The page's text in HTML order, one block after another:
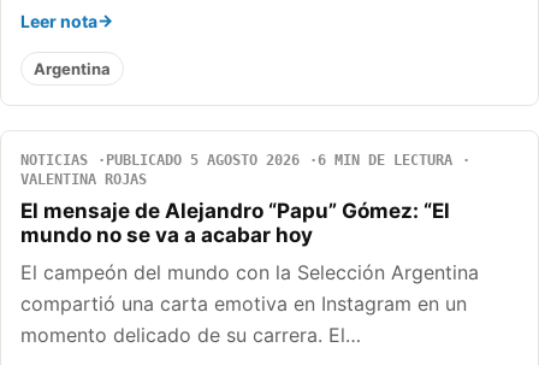
Leer nota
Argentina
NOTICIAS PUBLICADO 5 AGOSTO 2026
6 MIN DE LECTURA
VALENTINA ROJAS
El mensaje de Alejandro “Papu” Gómez: “El
mundo no se va a acabar hoy
El campeón del mundo con la Selección Argentina
compartió una carta emotiva en Instagram en un
momento delicado de su carrera. El…